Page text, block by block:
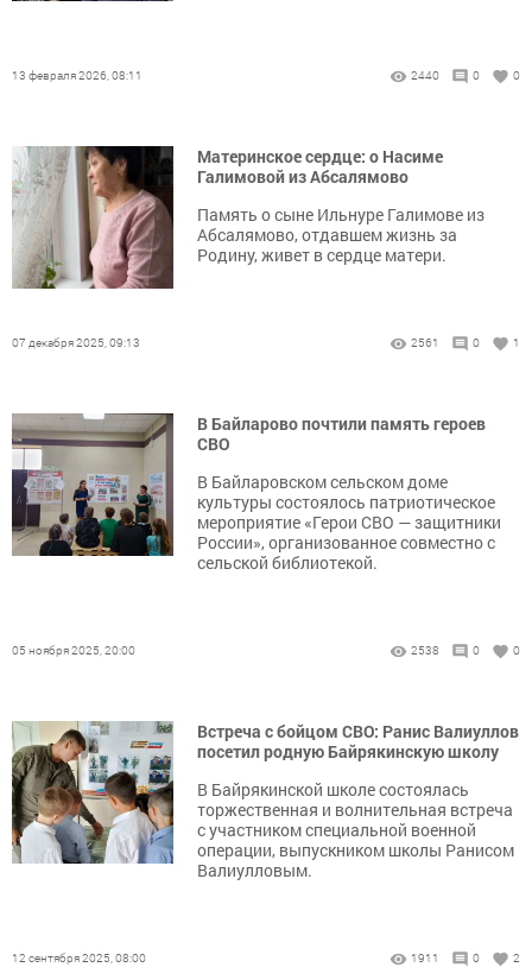
13 февраля 2026, 08:11 2440 0 0
Материнское сердце: о Насиме
Галимовой из Абсалямово
Память о сыне Ильнуре Галимове из
Абсалямово, отдавшем жизнь за
Родину, живет в сердце матери.
07 декабря 2025, 09:13 2561 0 1
В Байларово почтили память героев
СВО
В Байларовском сельском доме
культуры состоялось патриотическое
мероприятие «Герои СВО — защитники
России», организованное совместно с
сельской библиотекой.
05 ноября 2025, 20:00 2538 0 0
Встреча с бойцом СВО: Ранис Валиуллов
посетил родную Байрякинскую школу
В Байрякинской школе состоялась
торжественная и волнительная встреча
с участником специальной военной
операции, выпускником школы Ранисом
Валиулловым.
12 сентября 2025, 08:00 1911 0 2